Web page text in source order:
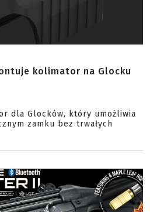
kolimator na Glocku
dla Glocków, który umożliwia
zamku bez trwałych